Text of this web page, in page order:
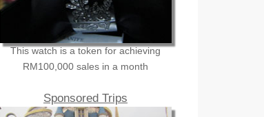
This watch is a token for achieving
RM100,000 sales in a month
Sponsored Trips